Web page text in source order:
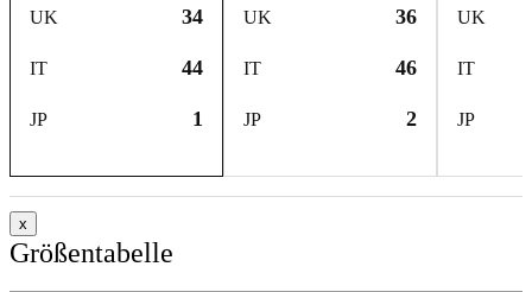
UK 34
IT 44
JP 1
UK 36
IT 46
JP 2
UK
IT
JP
x
Größentabelle